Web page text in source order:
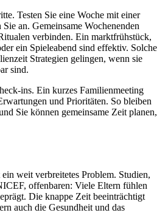
Testen Sie eine Woche mit einer
an. Gemeinsame Wochenenden
verbinden. Ein marktfrühstück,
ein Spieleabend sind effektiv. Solche
Strategien gelingen, wenn sie
sind.
ins. Ein kurzes Familienmeeting
und Prioritäten. So bleiben
Sie können gemeinsame Zeit planen,
weit verbreitetes Problem. Studien,
offenbaren: Viele Eltern fühlen
Die knappe Zeit beeinträchtigt
auch die Gesundheit und das